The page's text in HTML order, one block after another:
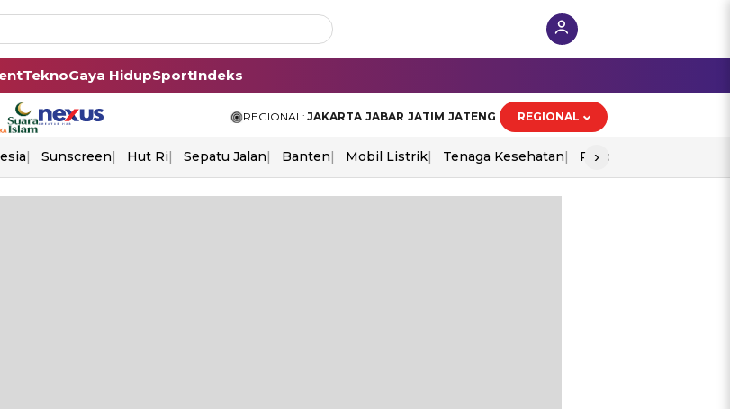
TeknoGaya HidupSportIndeks
REGIONAL: JAKARTA JABAR JATIM JATENG REGIONAL
Sunscreen Hut Ri Sepatu Jalan Banten Mobil Listrik Tenaga Kesehatan Piala Aff 2026
›